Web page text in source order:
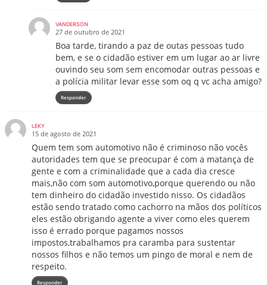
VANDERSON
27 de outubro de 2021
Boa tarde, tirando a paz de outas pessoas tudo
bem, e se o cidadão estiver em um lugar ao ar livre
ouvindo seu som sem encomodar outras pessoas e
a polícia militar levar esse som oq q vc acha amigo?
Responder
LEKY
15 de agosto de 2021
Quem tem som automotivo não é criminoso não vocês
autoridades tem que se preocupar é com a matança de
gente e com a criminalidade que a cada dia cresce
mais,não com som automotivo,porque querendo ou não
tem dinheiro do cidadão investido nisso. Os cidadãos
estão sendo tratado como cachorro na mãos dos políticos
eles estão obrigando agente a viver como eles querem
isso é errado porque pagamos nossos
impostos,trabalhamos pra caramba para sustentar
nossos filhos e não temos um pingo de moral e nem de
respeito.
Responder